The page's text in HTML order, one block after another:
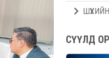
СҮҮЛД